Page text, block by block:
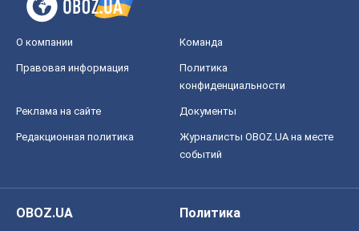
О компании Команда
Правовая информация
Политика
конфиденциальности
Реклама на сайте Документы
Редакционная политика
Журналисты OBOZ.UA на месте
событий
OBOZ.UA
Политика